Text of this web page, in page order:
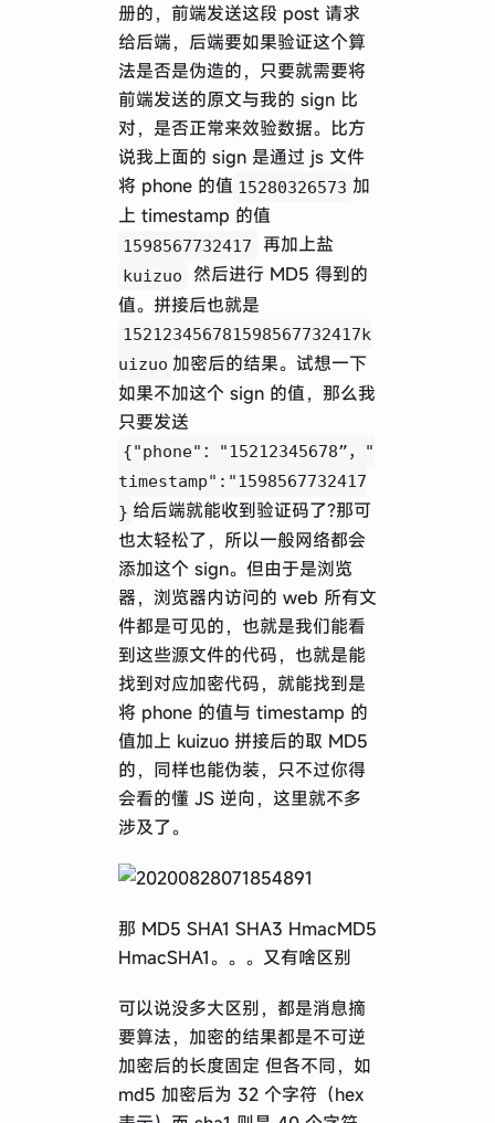
册的，前端发送这段 post 请求
给后端，后端要如果验证这个算
法是否是伪造的，只要就需要将
前端发送的原文与我的 sign 比
对，是否正常来效验数据。比方
说我上面的 sign 是通过 js 文件
将 phone 的值 15280326573 加
上 timestamp 的值
1598567732417 再加上盐
kuizuo
然后进行 MD5 得到的
值。拼接后也就是
152123456781598567732417k
uizuo 加密后的结果。试想一下
如果不加这个 sign 的值，那么我
只要发送
{"phone"："15212345678”，"
timestamp":"1598567732417
} 给后端就能收到验证码了?那可
也太轻松了，所以一般网络都会
添加这个 sign。但由于是浏览
器，浏览器内访问的 web 所有文
件都是可见的，也就是我们能看
到这些源文件的代码，也就是能
找到对应加密代码，就能找到是
将 phone 的值与 timestamp 的
值加上 kuizuo 拼接后的取 MD5
的，同样也能伪装，只不过你得
会看的懂 JS 逆向，这里就不多
涉及了。
那 MD5 SHA1 SHA3 HmacMD5
HmacSHA1。。。又有啥区别
可以说没多大区别，都是消息摘
要算法，加密的结果都是不可逆
加密后的长度固定 但各不同，如
md5 加密后为 32 个字符（hex